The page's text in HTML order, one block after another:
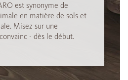
est synonyme de
en matière de sols et
Misez sur une
- dès le début.